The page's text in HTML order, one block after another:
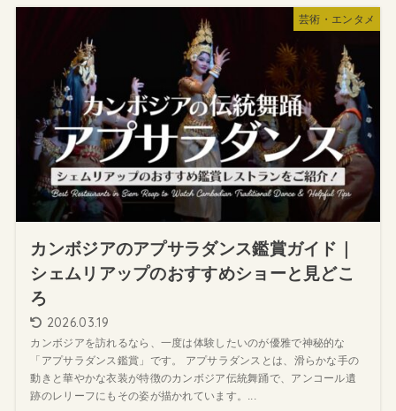
芸術・エンタメ
カンボジアのアプサラダンス鑑賞ガイド｜
シェムリアップのおすすめショーと見どこ
ろ
2026.03.19
カンボジアを訪れるなら、一度は体験したいのが優雅で神秘的な
「アプサラダンス鑑賞」です。 アプサラダンスとは、滑らかな手の
動きと華やかな衣装が特徴のカンボジア伝統舞踊で、アンコール遺
跡のレリーフにもその姿が描かれています。...